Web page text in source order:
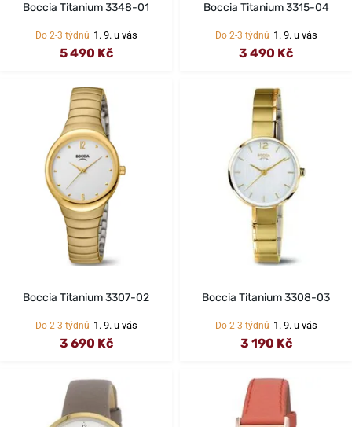
Boccia Titanium 3348-01
Do 2-3 týdnů 1. 9. u vás
5 490 Kč
Boccia Titanium 3315-04
Do 2-3 týdnů 1. 9. u vás
3 490 Kč
Boccia Titanium 3307-02
Do 2-3 týdnů 1. 9. u vás
3 690 Kč
Boccia Titanium 3308-03
Do 2-3 týdnů 1. 9. u vás
3 190 Kč